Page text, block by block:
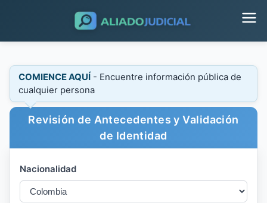
COMIENCE AQUÍ - Encuentre información pública de
cualquier persona
Revisión de Antecedentes y Validación
de Identidad
Nacionalidad